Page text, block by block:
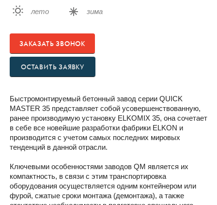
лето зима
ЗАКАЗАТЬ ЗВОНОК
ОСТАВИТЬ ЗАЯВКУ
Быстромонтируемый бетонный завод серии QUICK
MASTER 35 представляет собой усовершенствованную,
ранее производимую установку ELKOMIX 35, она сочетает
в себе все новейшие разработки фабрики ELKON и
производится с учетом самых последних мировых
тенденций в данной отрасли.
Ключевыми особенностями заводов QM является их
компактность, в связи с этим транспортировка
оборудования осуществляется одним контейнером или
фурой, сжатые сроки монтажа (демонтажа), а также